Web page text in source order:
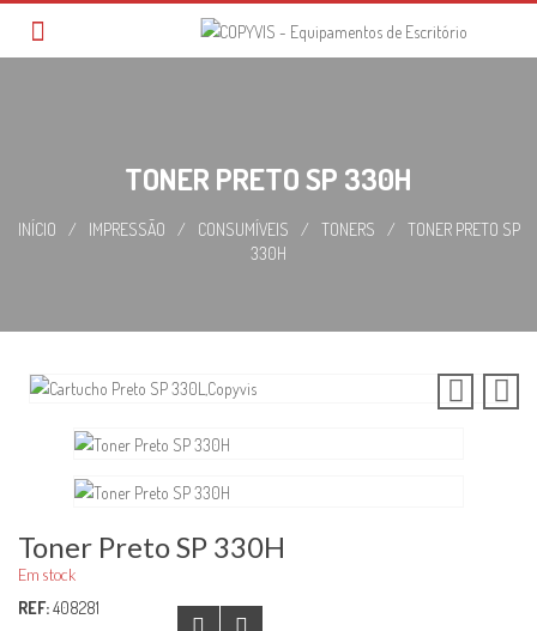
TONER PRETO SP 330H
INÍCIO / IMPRESSÃO / CONSUMÍVEIS / TONERS /
TONER PRETO SP
330H
Toner Preto SP 330H
Em stock
REF:408281